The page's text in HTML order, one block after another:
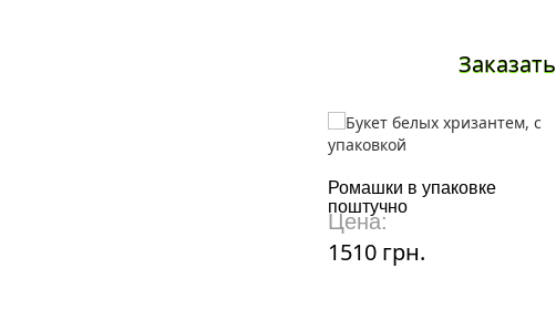
Заказать
Ромашки в упаковке
поштучно
Цена:
1510 грн.